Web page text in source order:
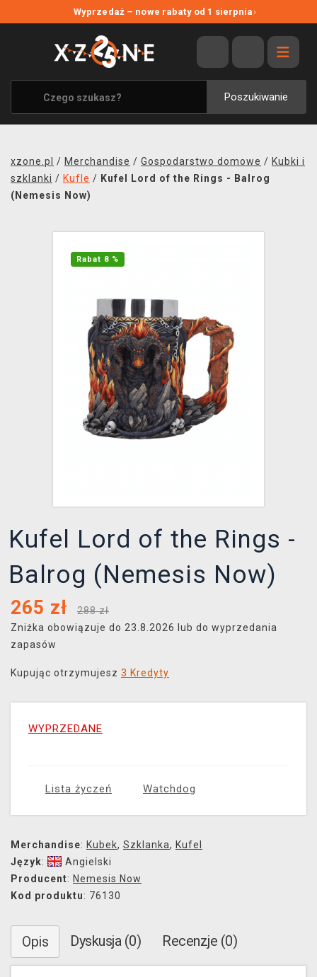
Wyprzedaż – nowe rabaty od 1 sierpnia›
Poszukiwanie
WYPRZEDAŻ
WSZYSTKIE MARKI
XZONE ORIGINALS
UBRANIA I AKCESORIA
SOUNDTRACKI
XZONE KLUB
xzone.pl / Merchandise / Gospodarstwo domowe / Kubki i
szklanki / Kufle / Kufel Lord of the Rings - Balrog
(Nemesis Now)
Rabat 8 %
Kufel Lord of the Rings -
Balrog (Nemesis Now)
265 zł
288 zł
Zniżka obowiązuje do 23.8.2026 lub do wyprzedania
zapasów
Kupując otrzymujesz 3 Kredyty
WYPRZEDANE
Lista życzeń Watchdog
Merchandise: Kubek, Szklanka, Kufel
Język:
Angielski
Producent: Nemesis Now
Kod produktu: 76130
Opis Dyskusja (0) Recenzje (0)